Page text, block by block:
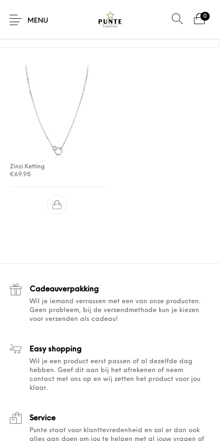
MENU
0
Sale Sieraden
Home / Product Maat 42-45 cm x 3,9 x 10 mm
Zinzi Ketting
€69.95
Cadeauverpakking
Wil je iemand verrassen met een van onze producten.
Geen probleem, bij de verzendmethode kun je kiezen
voor verzenden als cadeau!
Easy shopping
Wil je een product eerst passen of al dezelfde dag
hebben. Geef dit aan bij het afrekenen of neem
contact met ons op en wij zetten het product voor jou
klaar.
Service
Punte staat voor klanttevredenheid en zal er dan ook
alles aan doen om jou te helpen met al jouw vragen of